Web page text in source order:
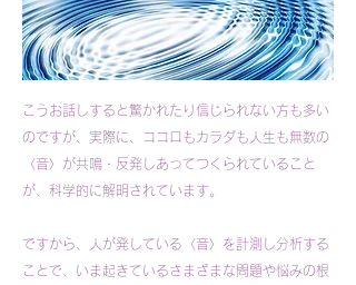
こうお話しすると驚かれたり信じられない方も多い
のですが、実際に、​ココロもカラダも人生も無数の
〈音〉が共鳴・反発しあってつくられていること
が、科学的に解明されています。
ですから、人が発している〈音〉を計測し分析する
ことで、いま起きているさまざまな問題や悩みの根